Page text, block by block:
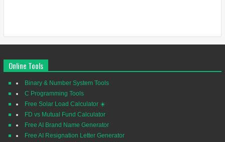
Online Tools
Binary & Number System Tools
C Programming Tools
Free Solar Load Calculator ☀️
FD vs Mutual Fund Calculator
Free AI Brand Name Generator
Free AI Resignation Letter Generator